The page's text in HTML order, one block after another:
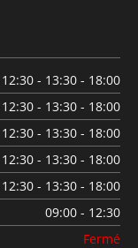
- 13:30 - 18:00
- 13:30 - 18:00
- 13:30 - 18:00
- 13:30 - 18:00
- 13:30 - 18:00
09:00 - 12:30
Fermé